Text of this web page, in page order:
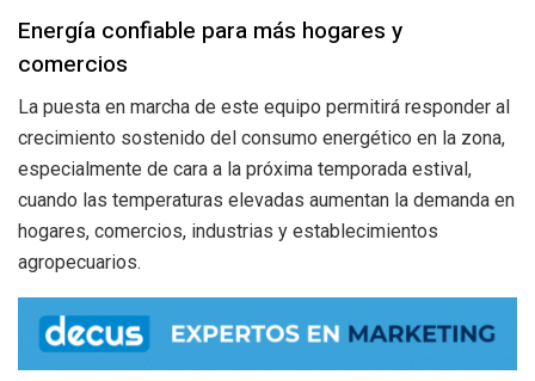
Energía confiable para más hogares y
comercios
La puesta en marcha de este equipo permitirá responder al
crecimiento sostenido del consumo energético en la zona,
especialmente de cara a la próxima temporada estival,
cuando las temperaturas elevadas aumentan la demanda en
hogares, comercios, industrias y establecimientos
agropecuarios.